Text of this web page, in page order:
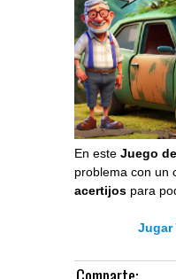
En este Juego
problema con un
acertijos para
Jugar